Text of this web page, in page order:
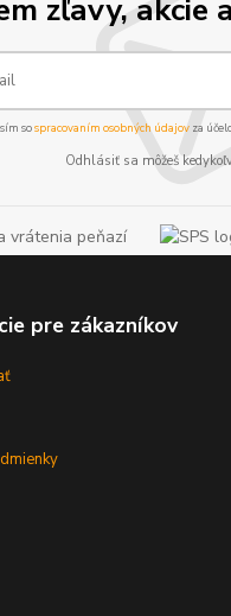
zľavy, akcie
sospracovaním osobných údajov za
Odhlásiť sa môžeš
pre zákazníkov